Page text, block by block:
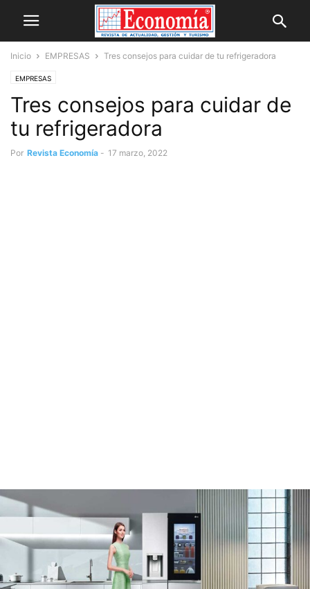
Inicio EMPRESAS Tres consejos para cuidar de tu refrigeradora
EMPRESAS
Tres consejos para cuidar de
tu refrigeradora
Por Revista Economía - 17 marzo, 2022